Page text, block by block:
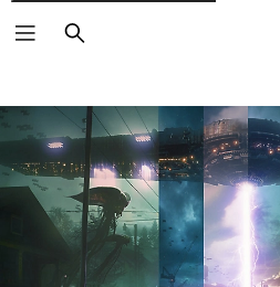
Buscar